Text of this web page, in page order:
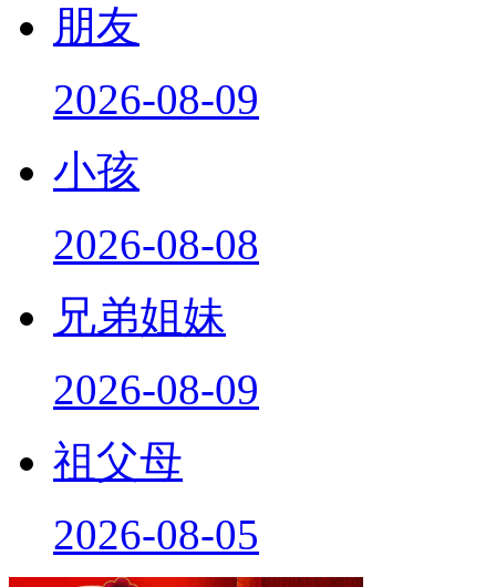
朋友
2026-08-09
小孩
2026-08-08
兄弟姐妹
2026-08-09
祖父母
2026-08-05